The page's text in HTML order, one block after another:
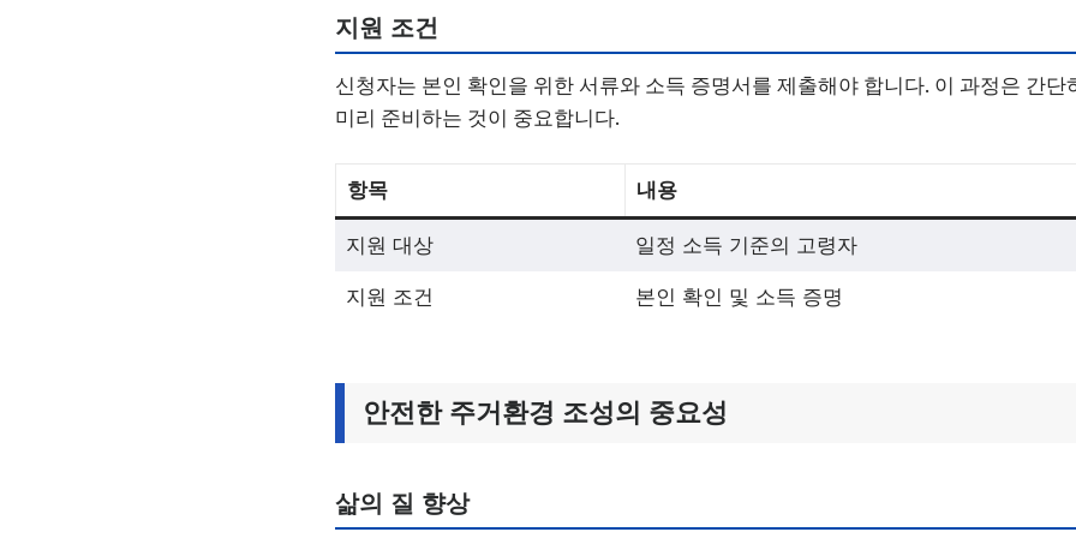
지원 조건
신청자는 본인 확인을 위한 서류와 소득 증명서를 제출해야 합니다. 이 과정은 간단
미리 준비하는 것이 중요합니다.
항목 내용
지원 대상 일정 소득 기준의 고령자
지원 조건 본인 확인 및 소득 증명
안전한 주거환경 조성의 중요성
삶의 질 향상